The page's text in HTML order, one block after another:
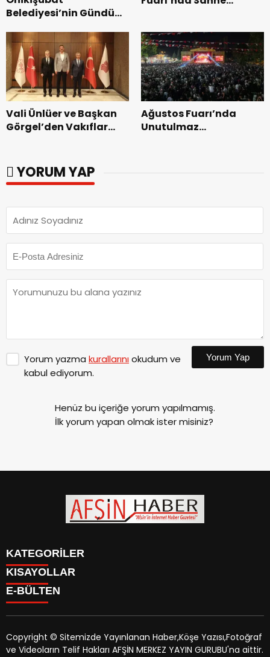
Belediyesi’nin Gündüz
dönemin ön kayıtları
başladı.
Vali Ünlüer ve Başkan
Görgel’den Vakıflar
Ağustos Fuarı’nda
Unutulmaz
YORUM YAP
Yorum yazma kurallarınıokudum ve
kabul ediyorum.
Yorum Yap
Henüz bu içeriğe yorum yapılmamış.
İlk yorum yapan olmak ister misiniz?
KATEGORİLER
SİYASET
EĞİTİM
MAGAZİN
MANŞETLER
KISAYOLLAR
SİYASET
EĞİTİM
KÜLTÜR SANAT
MAGAZİN
E-BÜLTEN
Copyright © Sitemizde Yayınlanan Haber,Köşe Yazısı,Fotoğraf
ve Videoların Telif Hakları AFŞİN MERKEZ YAYIN GURUBU'na aittir.